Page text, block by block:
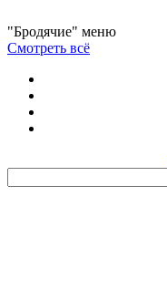
"Бродячие" меню
Смотреть всё